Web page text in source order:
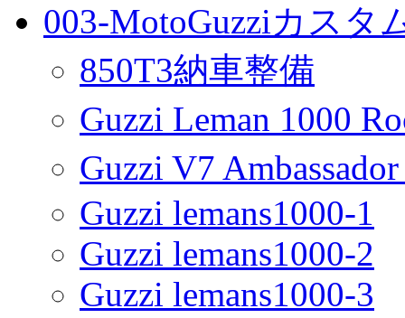
003-MotoGuzziカスタ
850T3納車整備
Guzzi Leman 1000
Guzzi V7
Guzzi lemans1000-1
Guzzi lemans1000-2
Guzzi lemans1000-3